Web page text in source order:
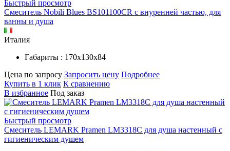
Быстрый просмотр
Смеситель Nobili Blues BS101100CR с внуренней частью, для
ванны и душа
Италия
Габариты : 170х130х84
Цена по запросу Запросить цену Подробнее
Купить в 1 клик К сравнению
В избранное Под заказ
Быстрый просмотр
Смеситель LEMARK Pramen LM3318C для душа настенный с
гигиеническим душем